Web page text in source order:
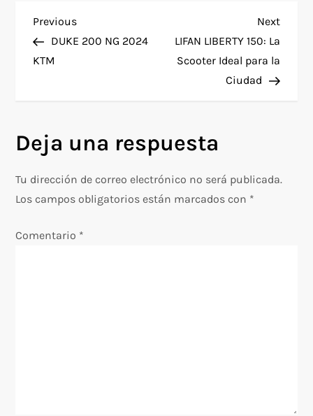
N
a
g
a
Previous
Post
Previous
DUKE 200 NG 2024
KTM
Next
Post
Next
LIFAN LIBERTY 150: La
Scooter Ideal para la
Ciudad
Deja una respuesta
Tu dirección de correo electrónico no será publicada.
Los campos obligatorios están marcados con *
Comentario *